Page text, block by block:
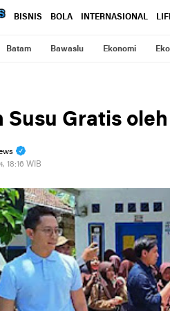
BISNIS BOLA INTERNASIONAL
Batam Bawaslu Ekonomi
Susu Gratis
18:16 WIB